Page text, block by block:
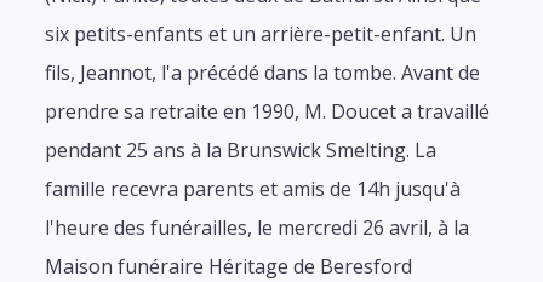
six petits-enfants et un arrière-petit-enfant. Un
fils, Jeannot, l'a précédé dans la tombe. Avant de
prendre sa retraite en 1990, M. Doucet a travaillé
pendant 25 ans à la Brunswick Smelting. La
famille recevra parents et amis de 14h jusqu'à
l'heure des funérailles, le mercredi 26 avril, à la
Maison funéraire Héritage de Beresford